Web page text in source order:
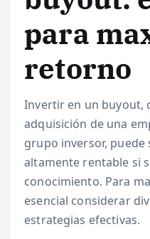
para
retorno
Invertir en un buyout,
adquisición de una
grupo inversor,
altamente rentable si
conocimiento. Para
esencial considerar
estrategias efectivas.